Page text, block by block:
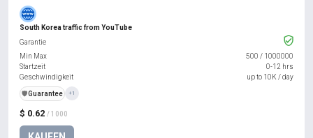
South Korea traffic from YouTube
$ 0.62 / 1000
Garantie
Min Max
500 / 1000000
Startzeit
0-12 hrs
Geschwindigkeit
up to 10K / day
️🛡️Guarantee +1